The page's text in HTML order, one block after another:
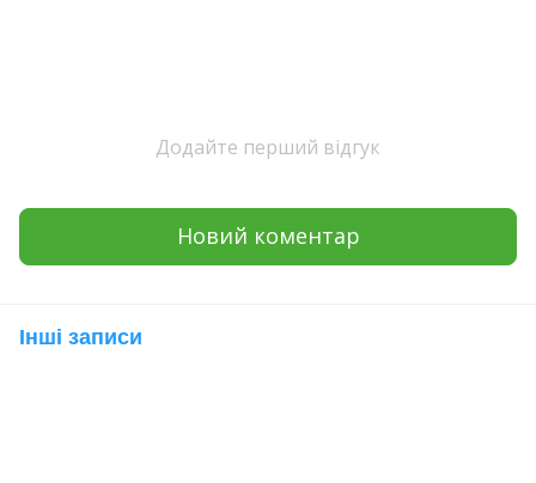
Додайте перший відгук
Новий коментар
Інші записи